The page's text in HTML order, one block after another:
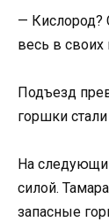
— Кислород?
весь в своих
Подъезд
горшки
На
силой.
запасные